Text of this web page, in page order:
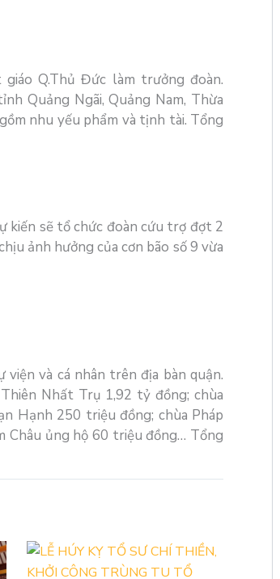
Q.Thủ Đức làm trưởng đoàn.
Quảng Ngãi, Quảng Nam, Thừa
nhu yếu phẩm và tịnh tài. Tổng
kiến sẽ tổ chức đoàn cứu trợ đợt 2
ảnh hưởng của cơn bão số 9 vừa
và cá nhân trên địa bàn quận.
Nhất Trụ 1,92 tỷ đồng; chùa
Hạnh 250 triệu đồng; chùa Pháp
Châu ủng hộ 60 triệu đồng… Tổng